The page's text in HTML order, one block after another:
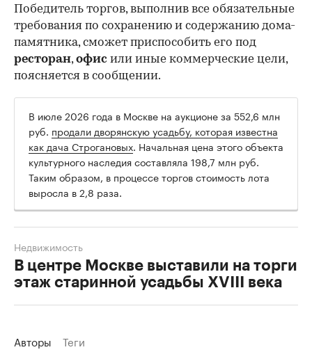
Победитель торгов, выполнив все обязательные
требования по сохранению и содержанию дома-
памятника, сможет приспособить его под
ресторан,офис или иные коммерческие цели,
поясняется в сообщении.
В июле 2026 года в Москве на аукционе за 552,6 млн
руб. продали дворянскую усадьбу, которая известна
как дача Строгановых. Начальная цена этого объекта
культурного наследия составляла 198,7 млн руб.
Таким образом, в процессе торгов стоимость лота
выросла в 2,8 раза.
В центре Москве выставили на торги
этаж старинной усадьбы XVIII века
Недвижимость
Авторы Теги